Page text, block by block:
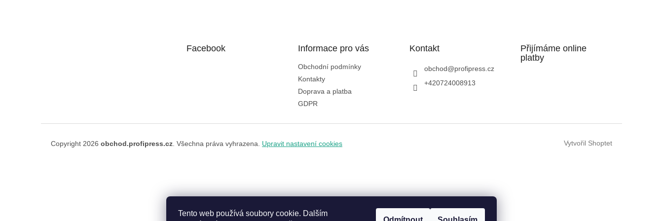
Tento web používá soubory cookie. Dalším
Facebook Informace pro vás
Obchodní podmínky
Kontakty
Doprava a platba
GDPR
Kontakt
obchod@profipress.cz
+420724008913
Přijímáme online
platby
Vytvořil Shoptet
Copyright 2026 obchod.profipress.cz . Všechna práva vyhrazena. Upravit nastavení cookies